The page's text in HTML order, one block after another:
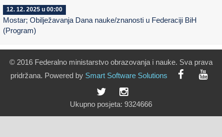
12. 12. 2025 u 00:00
Mostar; Obilježavanja Dana nauke/znanosti u Federaciji BiH
(Program)
© 2016 Federalno ministarstvo obrazovanja i nauke. Sva prava
pridržana. Powered by Smart Software Solutions
Ukupno posjeta: 9324666